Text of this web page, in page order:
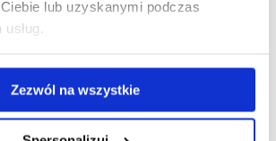
lub uzyskanymi podczas
Zezwól na wszystkie
: a single-centre experience. - Kardiologia
A, Ciepłucha A, Dąbrowska-Kugacka A
polskiej kardiologii, czyli jak wyjść
UE i ESC?. - Polish Heart Journal-